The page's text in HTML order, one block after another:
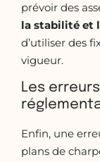
prévoir des
la stabilité et
d’utiliser des
vigueur.
Les
Enfin, une
plans de